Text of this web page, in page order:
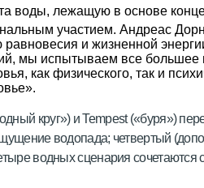
воды, лежащую в основе
участием. Андреас
и жизненной
мы испытываем все
как физического, так и
круг») и Tempest («буря»)
водопада; четвертый
водных сценария